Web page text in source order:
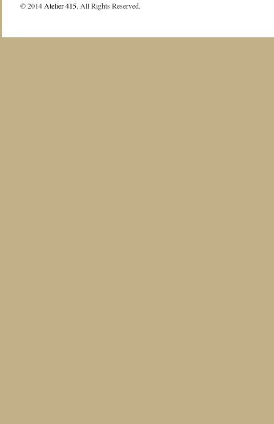
© 2014Atelier 415. All Rights Reserved.